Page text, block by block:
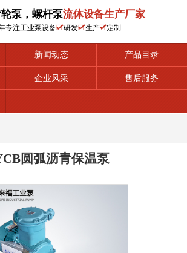
泵，螺杆泵流体设备生产厂家
专注工业泵设备 研发 生产 定制
新闻动态 产品目录
企业风采 售后服务
圆弧沥青保温泵